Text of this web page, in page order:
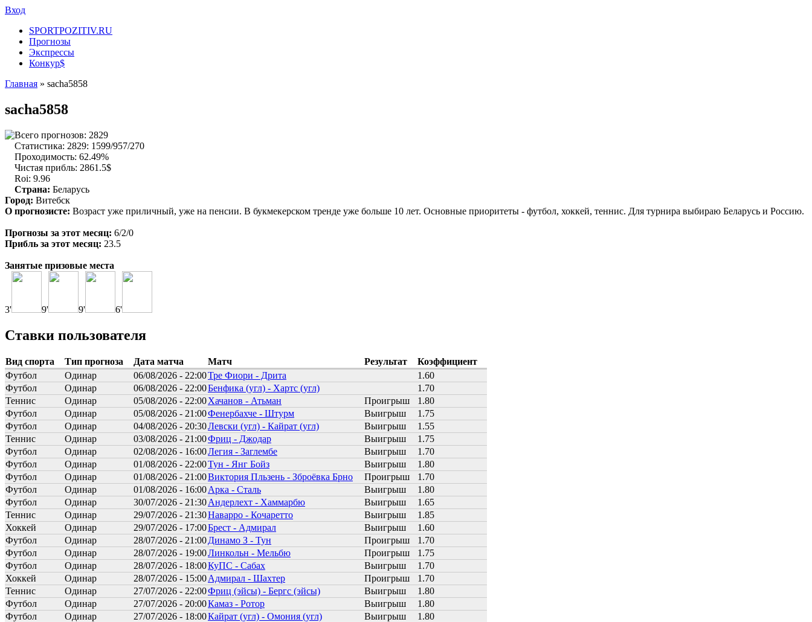
Вход
SPORTPOZITIV.RU
Прогнозы
Экспрессы
Конкур$
Главная » sacha5858
sacha5858
Всего прогнозов: 2829
Статистика: 2829: 1599/957/270
Проходимость: 62.49%
Чистая прибль: 2861.5$
Roi: 9.96
Страна: Беларусь
Город: Витебск
О прогнозисте: Возраст уже приличный, уже на пенсии. В букмекерском тренде уже больше 10 лет. Основные приоритеты - футбол, хоккей, теннис. Для турнира выбираю Беларусь и Россию.
Прогнозы за этот месяц: 6/2/0
Прибль за этот месяц: 23.5
Занятые призовые места
3' 9' 9' 6'
Ставки пользователя
Вид спорта Тип прогноза Дата матча Матч Результат
Коэффициент
Футбол
Одинар 06/08/2026 - 22:00Тре Фиори - Дрита
1.60
Футбол
Одинар 06/08/2026 - 22:00Бенфика (угл) - Хартс (угл)
1.70
Теннис
Одинар 05/08/2026 - 22:00Хачанов - Атьман Проигрыш
1.80
Футбол
Одинар 05/08/2026 - 21:00Фенербахче - Штурм Выигрыш
1.75
Футбол
Одинар 04/08/2026 - 20:30Левски (угл) - Кайрат (угл) Выигрыш
1.55
Теннис
Одинар 03/08/2026 - 21:00Фриц - Джодар Выигрыш
1.75
Футбол
Одинар 02/08/2026 - 16:00Легия - Заглембе Выигрыш
1.70
Футбол
Одинар 01/08/2026 - 22:00Тун - Янг Бойз Выигрыш
1.80
Футбол
Одинар 01/08/2026 - 21:00Виктория Пльзень - Зброёвка Брно Проигрыш
1.70
Футбол
Одинар 01/08/2026 - 16:00Арка - Сталь Выигрыш
1.80
Футбол
Одинар 30/07/2026 - 21:30Андерлехт - Хаммарбю Выигрыш
1.65
Теннис
Одинар 29/07/2026 - 21:30Наварро - Кочаретто Выигрыш
1.85
Хоккей
Одинар 29/07/2026 - 17:00Брест - Адмирал Выигрыш
1.60
Футбол
Одинар 28/07/2026 - 21:00Динамо З - Тун Проигрыш
1.70
Футбол
Одинар 28/07/2026 - 19:00Линкольн - Мельбю Проигрыш
1.75
Футбол
Одинар 28/07/2026 - 18:00КуПС - Сабах Выигрыш
1.70
Хоккей
Одинар 28/07/2026 - 15:00Адмирал - Шахтер Проигрыш
1.70
Теннис
Одинар 27/07/2026 - 22:00Фриц (эйсы) - Бергс (эйсы) Выигрыш
1.80
Футбол
Одинар 27/07/2026 - 20:00Камаз - Ротор Выигрыш
1.80
Футбол
Одинар 27/07/2026 - 18:00Кайрат (угл) - Омония (угл) Выигрыш
1.80